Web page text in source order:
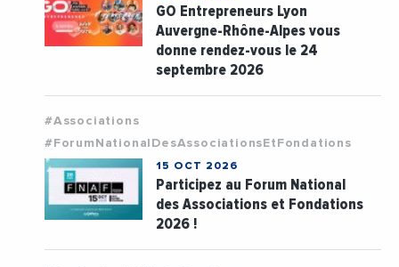
GO Entrepreneurs Lyon
Auvergne-Rhône-Alpes vous
donne rendez-vous le 24
septembre 2026
#Associations
#ForumNationalDesAssociationsEtFondations
15 OCT 2026
Participez au Forum National
des Associations et Fondations
2026 !